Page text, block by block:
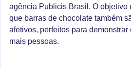
agência Publicis Brasil. O objetivo
que barras de chocolate também
afetivos, perfeitos para
mais pessoas.